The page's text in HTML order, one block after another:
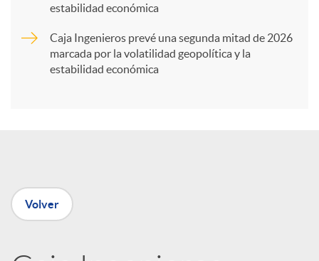
e
estabilidad económica
Caja Ingenieros prevé una segunda mitad de 2026
marcada por la volatilidad geopolítica y la
estabilidad económica
Volver